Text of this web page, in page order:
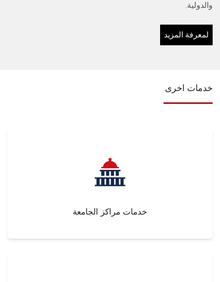
والدولية.
لمعرفة المزيد
خدمات اخرى
خدمات مراكز الجامعة